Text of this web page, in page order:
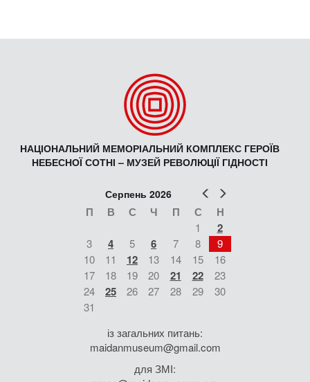
НАЦІОНАЛЬНИЙ МЕМОРІАЛЬНИЙ КОМПЛЕКС ГЕРОЇВ
НЕБЕСНОЇ СОТНІ – МУЗЕЙ РЕВОЛЮЦІЇ ГІДНОСТІ
Попер
Серпень 2026
П В С Ч П С Н
1 2
3 4 5 6 7 8
9
10
11 12 13 14 15
16
17
18 19 20 21 22
23
24
25 26 27 28 29
30
31
із загальних питань:
maidanmuseum@gmail.com
для ЗМІ: